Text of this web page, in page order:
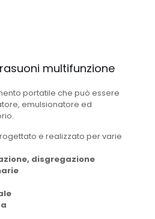
multifunzione
portatile che può essere
emulsionatore ed
e realizzato per varie
disgregazione